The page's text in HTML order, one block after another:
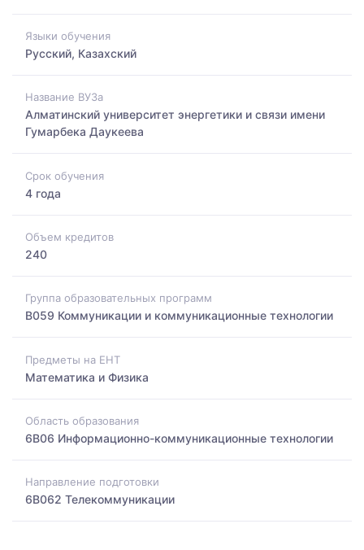
Языки обучения
Русский, Казахский
Название ВУЗа
Алматинский университет энергетики и связи имени
Гумарбека Даукеева
Срок обучения
4 года
Объем кредитов
240
Группа образовательных программ
B059 Коммуникации и коммуникационные технологии
Предметы на ЕНТ
Математика и Физика
Область образования
6B06 Информационно-коммуникационные технологии
Направление подготовки
6B062 Телекоммуникации